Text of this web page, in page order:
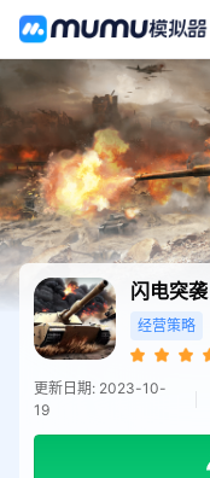
闪电突袭
经营策略
更新日期: 2023-10-
19